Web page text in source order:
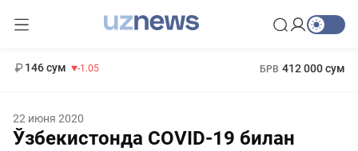
146 сум -1.05 БРВ 412 000 сум
22 июня 2020
Ўзбекистонда COVID-19 билан